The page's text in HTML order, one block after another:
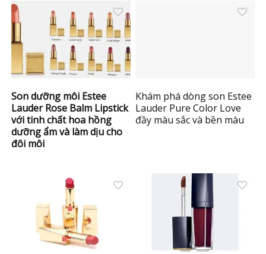
Son dưỡng môi Estee
Lauder Rose Balm Lipstick
với tinh chất hoa hồng
dưỡng ẩm và làm dịu cho
đôi môi
Khám phá dòng son Estee
Lauder Pure Color Love
đầy màu sắc và bền màu